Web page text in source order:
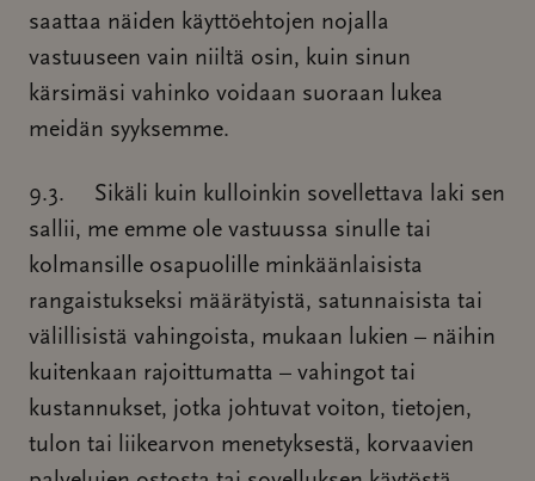
saattaa näiden käyttöehtojen nojalla
vastuuseen vain niiltä osin, kuin sinun
kärsimäsi vahinko voidaan suoraan lukea
meidän syyksemme.
9.3. Sikäli kuin kulloinkin sovellettava laki sen
sallii, me emme ole vastuussa sinulle tai
kolmansille osapuolille minkäänlaisista
rangaistukseksi määrätyistä, satunnaisista tai
välillisistä vahingoista, mukaan lukien – näihin
kuitenkaan rajoittumatta – vahingot tai
kustannukset, jotka johtuvat voiton, tietojen,
tulon tai liikearvon menetyksestä, korvaavien